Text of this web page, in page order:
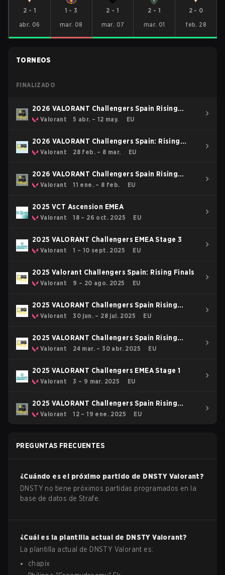
2 - 1
abr. 06
1 - 3
mar. 08
2 -1
mar. 07
2 - 1
mar. 01
2- 0
feb. 28
TORNEOS
FINALIZADO
2026 VALORANT Challengers Spain Rising
Stage 3
Valorant 5 abr. – 12 may. EU
2026 VALORANT Challengers Spain: Rising
Stage 2
Valorant 28 feb. – 8 mar. EU
2026 VALORANT Challengers Spain Rising
Stage 1
Valorant 11 ene. – 8 feb. EU
2025 VCT Ascension EMEA
Valorant 18 – 26 oct. 2025 EU
2025 VALORANT Challengers EMEA Stage 3
Valorant 1 – 10 sept. 2025 EU
2025 Valorant Challengers Spain: Rising Finals
Valorant 9 – 20 ago. 2025 EU
2025 VALORANT Challengers Spain Rising
Stage 3
Valorant 30 jun. – 28 jul. 2025 EU
2025 VALORANT Challengers Spain Rising
Stage 2
Valorant 24 mar. – 30 abr. 2025 EU
2025 VALORANT Challengers EMEA Stage 1
Valorant 3 – 9 mar. 2025 EU
2025 VALORANT Challengers Spain Rising
Stage 1
Valorant 12 – 19 ene. 2025 EU
PREGUNTAS FRECUENTES
¿Cuándo es el próximo partido de DNSTY Valorant?
DNSTY no tiene próximos partidas programados en la
base de datos de Strafe.
¿Cuál es la plantilla actual de DNSTY Valorant?
La plantilla actual de DNSTY Valorant es:
chapix